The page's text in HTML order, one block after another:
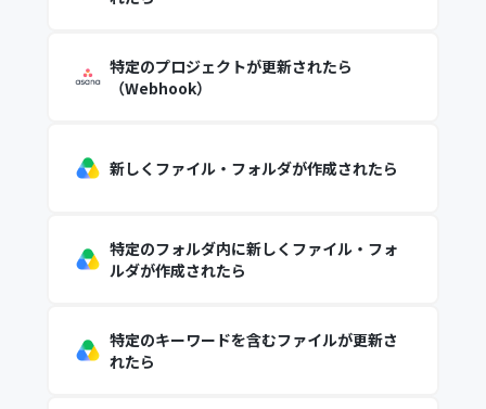
特定のプロジェクトが更新されたら
（Webhook）
新しくファイル・フォルダが作成されたら
特定のフォルダ内に新しくファイル・フォ
ルダが作成されたら
特定のキーワードを含むファイルが更新さ
れたら